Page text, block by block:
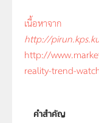
เนื้อหาจาก
http://
http://
reality-trend-
คำสำคัญ